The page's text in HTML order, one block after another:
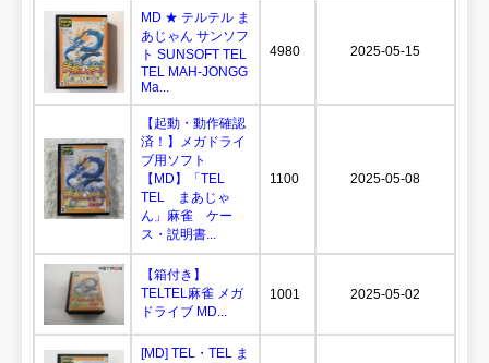
MD ★ テルテル ま
あじゃん サンソフ
ト SUNSOFT TEL
TEL MAH-JONGG
Ma...
4980 2025-05-15
【起動・動作確認
済！】メガドライ
ブ用ソフト
【MD】「TEL
TEL まあじゃ
ん」麻雀 ケー
ス・説明書...
1100 2025-05-08
【箱付き】
TELTEL麻雀 メガ
ドライブ MD...
1001 2025-05-02
[MD] TEL・TEL ま